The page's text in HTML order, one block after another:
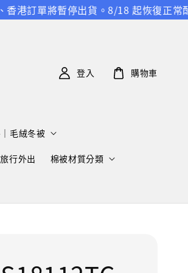
出貨。8/18 起恢復正常配送，期間
毛絨冬被
行外出 棉被材質分類
登入 購物車